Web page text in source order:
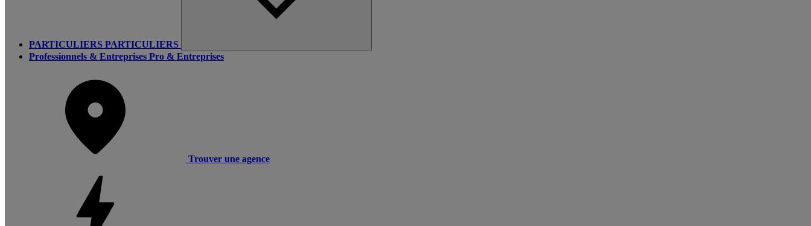
PARTICULIERS PARTICULIERS
Professionnels & Entreprises Pro & Entreprises
Trouver une agence